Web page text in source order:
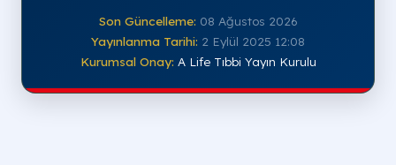
Son Güncelleme: 08 Ağustos 2026
Yayınlanma Tarihi: 2 Eylül 2025 12:08
Kurumsal Onay: A Life Tıbbi Yayın Kurulu